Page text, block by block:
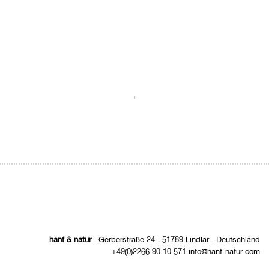
.
hanf & natur. Gerberstraße 24 . 51789 Lindlar . Deutschland
+49(0)2266 90 10 571 info@hanf-natur.com